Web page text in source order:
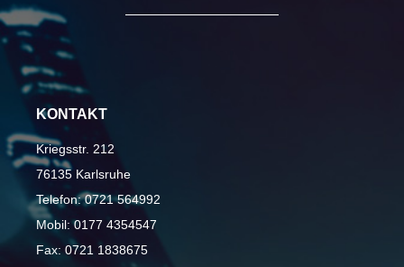
KONTAKT
Kriegsstr. 212
76135 Karlsruhe
Telefon:0721 564992
Mobil:0177 4354547
Fax: 0721 1838675